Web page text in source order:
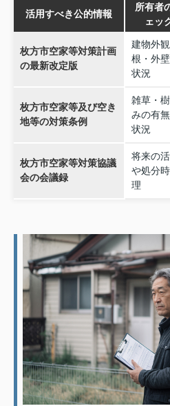
活用すべき公的情報
所有者
ェッ
枚方市空家等対策計画
の最新改定版
建物外
根・外
状況
枚方市空家等及び空き
地等の対策条例
雑草・
みの有
状況
枚方市空家等対策協議
会の会議録
将来の
や処分
理